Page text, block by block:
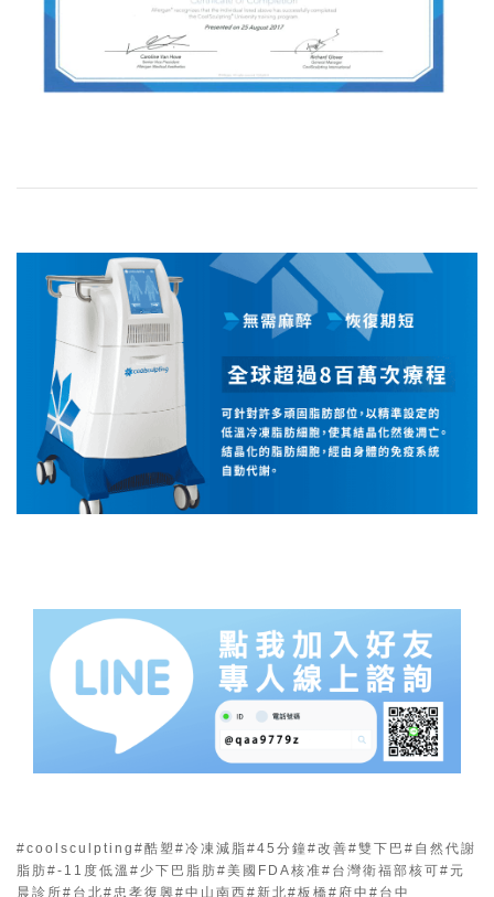
#coolsculpting #酷塑 #冷凍減脂#45分鐘#改善#雙下巴 #自然代謝
脂肪#-11度低溫 #少下巴脂肪#美國FDA核准#台灣衛福部核可#元
晨診所#台北#忠孝復興#中山南西#新北#板橋#府中 #台中